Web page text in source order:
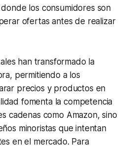
los consumidores son
ofertas antes de realizar
han transformado la
permitiendo a los
precios y productos en
fomenta la competencia
cadenas como Amazon, sino
minoristas que intentan
en el mercado. Para